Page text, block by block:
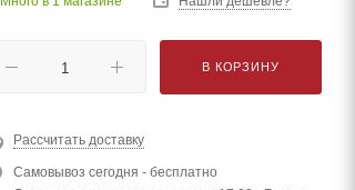
В КОРЗИНУ
Рассчитать доставку
Самовывоз сегодня - бесплатно